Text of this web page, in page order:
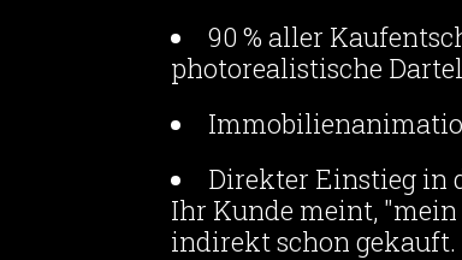
90 % aller
photorealistische
Direkter Einstieg in
Ihr Kunde meint, "mein
indirekt schon gekauft.